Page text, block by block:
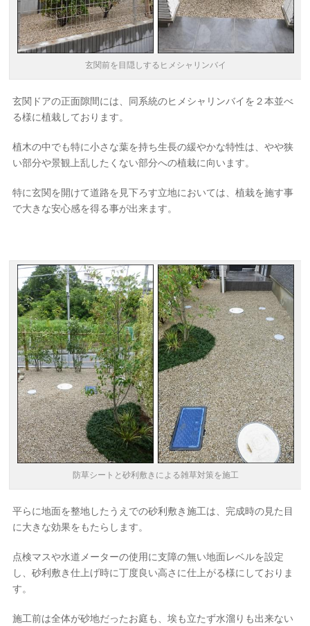
玄関前を目隠しするヒメシャリンバイ
玄関ドアの正面隙間には、同系統のヒメシャリンバイを２本並べ
る様に植栽しております。
植木の中でも特に小さな葉を持ち生長の緩やかな特性は、やや狭
い部分や景観上乱したくない部分への植栽に向います。
特に玄関を開けて道路を見下ろす立地においては、植栽を施す事
で大きな安心感を得る事が出来ます。
防草シートと砂利敷きによる雑草対策を施工
平らに地面を整地したうえでの砂利敷き施工は、完成時の見た目
に大きな効果をもたらします。
点検マスや水道メーターの使用に支障の無い地面レベルを設定
し、砂利敷き仕上げ時に丁度良い高さに仕上がる様にしておりま
す。
施工前は全体が砂地だったお庭も、埃も立たず水溜りも出来ない